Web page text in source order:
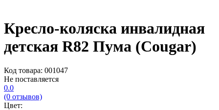
Кресло-коляска инвалидная
детская R82 Пума (Cougar)
Код товара: 001047
Не поставляется
0.0
(0 отзывов)
Цвет: